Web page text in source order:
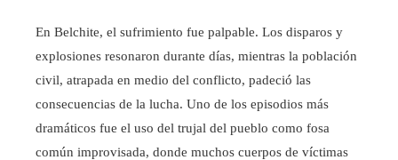
En Belchite, el sufrimiento fue palpable. Los disparos y
explosiones resonaron durante días, mientras la población
civil, atrapada en medio del conflicto, padeció las
consecuencias de la lucha. Uno de los episodios más
dramáticos fue el uso del trujal del pueblo como fosa
común improvisada, donde muchos cuerpos de víctimas